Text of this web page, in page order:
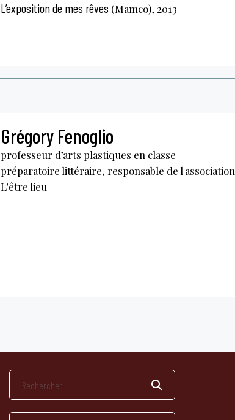
L’exposition de mes rêves (Mamco), 2013
Grégory Fenoglio
professeur d’arts plastiques en classe
préparatoire littéraire, responsable de l'association
L'être lieu